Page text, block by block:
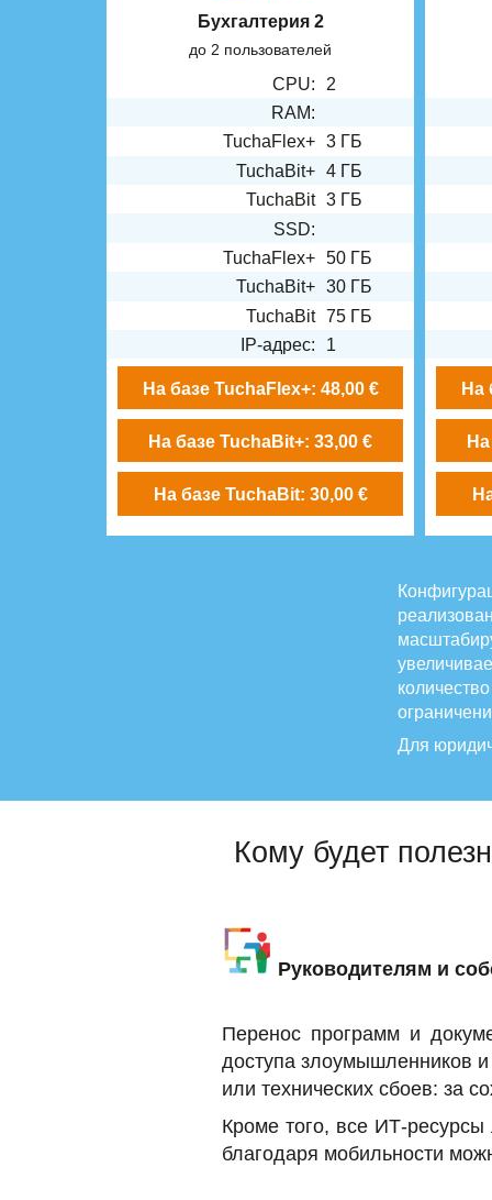
Бухгалтерия 2
до 2 пользователей
CPU:
2
RAM:
TuchaFlex+ 3 ГБ
TuchaBit+ 4 ГБ
TuchaBit 3 ГБ
SSD:
TuchaFlex+ 50 ГБ
TuchaBit+ 30 ГБ
TuchaBit 75 ГБ
IP-адрес:
1
На базе TuchaFlex+: 48,00 €
На базе TuchaBit+: 33,00 €
На базе TuchaBit: 30,00 €
На
На
Для
Кому будет
Руководителям и
Перенос программ и
доступа злоумышленников
или технических сбоев: за
Кроме того, все ИТ-ресурсы
благодаря мобильности